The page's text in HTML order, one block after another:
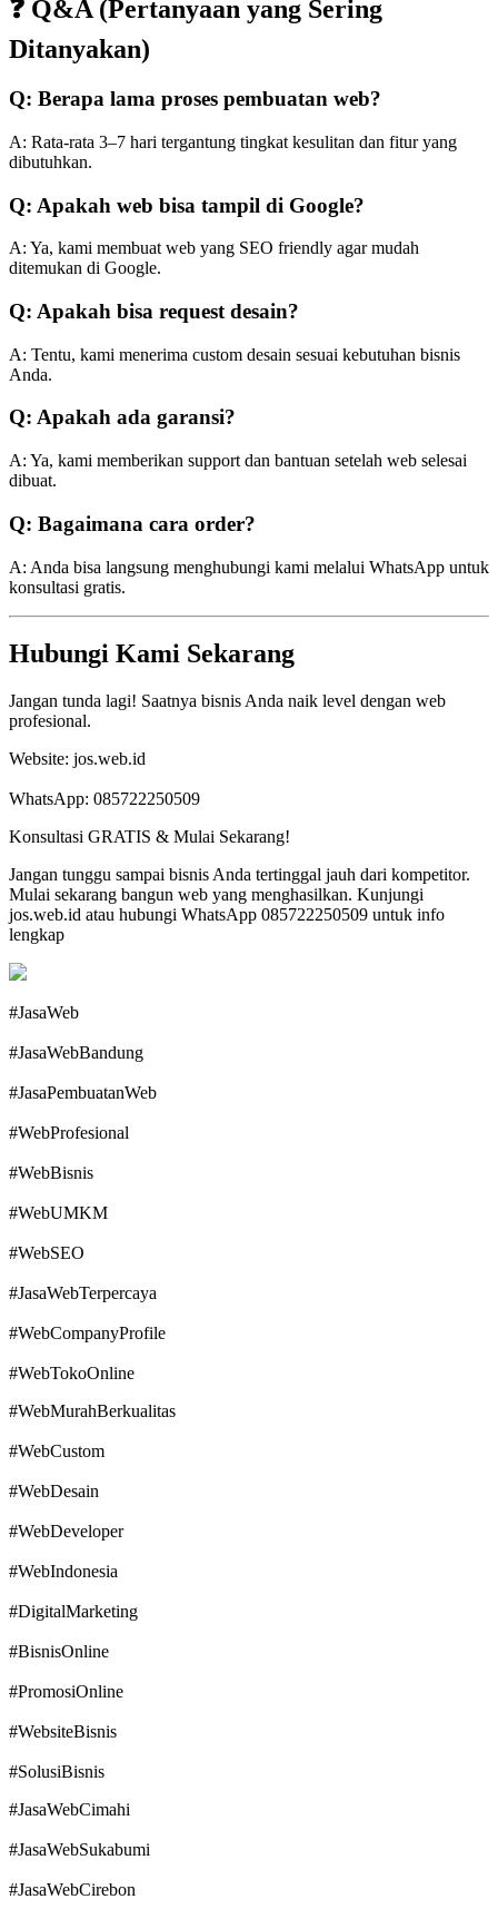
❓ Q&A (Pertanyaan yang Sering
Ditanyakan)
Q: Berapa lama proses pembuatan web?
A: Rata-rata 3–7 hari tergantung tingkat kesulitan dan fitur yang
dibutuhkan.
Q: Apakah web bisa tampil di Google?
A: Ya, kami membuat web yang SEO friendly agar mudah
ditemukan di Google.
Q: Apakah bisa request desain?
A: Tentu, kami menerima custom desain sesuai kebutuhan bisnis
Anda.
Q: Apakah ada garansi?
A: Ya, kami memberikan support dan bantuan setelah web selesai
dibuat.
Q: Bagaimana cara order?
A: Anda bisa langsung menghubungi kami melalui WhatsApp untuk
konsultasi gratis.
Hubungi Kami Sekarang
Jangan tunda lagi! Saatnya bisnis Anda naik level dengan web
profesional.
Website: jos.web.id
WhatsApp: 085722250509
Konsultasi GRATIS & Mulai Sekarang!
Jangan tunggu sampai bisnis Anda tertinggal jauh dari kompetitor.
Mulai sekarang bangun web yang menghasilkan. Kunjungi
jos.web.id atau hubungi WhatsApp 085722250509 untuk info
lengkap
#JasaWeb
#JasaWebBandung
#JasaPembuatanWeb
#WebProfesional
#WebBisnis
#WebUMKM
#WebSEO
#JasaWebTerpercaya
#WebCompanyProfile
#WebTokoOnline
#WebMurahBerkualitas
#WebCustom
#WebDesain
#WebDeveloper
#WebIndonesia
#DigitalMarketing
#BisnisOnline
#PromosiOnline
#WebsiteBisnis
#SolusiBisnis
#JasaWebCimahi
#JasaWebSukabumi
#JasaWebCirebon